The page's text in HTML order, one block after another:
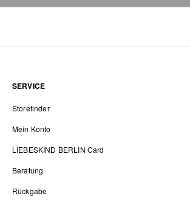
SERVICE
Storefinder
Mein Konto
LIEBESKIND BERLIN Card
Beratung
Rückgabe